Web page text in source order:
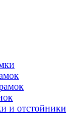
и отстойники